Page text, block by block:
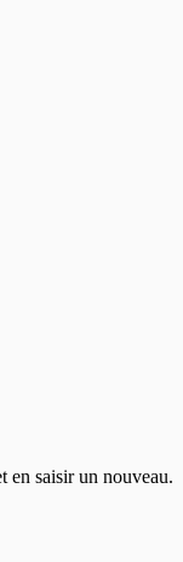
en saisir un nouveau.